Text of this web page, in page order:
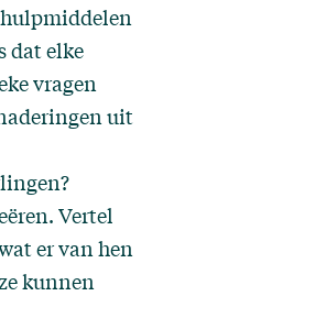
dat elke
vragen
uit
Vertel
er van hen
kunnen